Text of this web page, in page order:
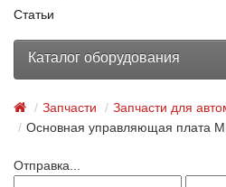
Статьи
Каталог оборудования
Запчасти
Запчасти для
Основная управляющая плата
Отправка...